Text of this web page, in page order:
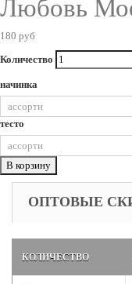
Любовь
180 руб
Количество
начинка
тесто
В корзину
ОПТОВЫЕ
КОЛИЧЕСТВО